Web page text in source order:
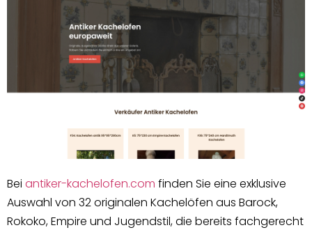
Bei antiker-kachelofen.com finden Sie eine exklusive
Auswahl von 32 originalen Kachelöfen aus Barock,
Rokoko, Empire und Jugendstil, die bereits fachgerecht